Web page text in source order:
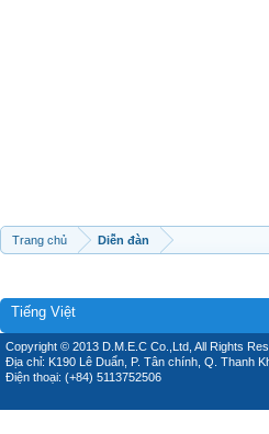
Trang chủ Diễn đàn
Tiếng Việt
Copyright © 2013 D.M.E.C Co.,Ltd, All Rights
Địa chỉ: K190 Lê Duẩn, P. Tân chính, Q. Thanh
Điện thoại: (+84) 5113752506